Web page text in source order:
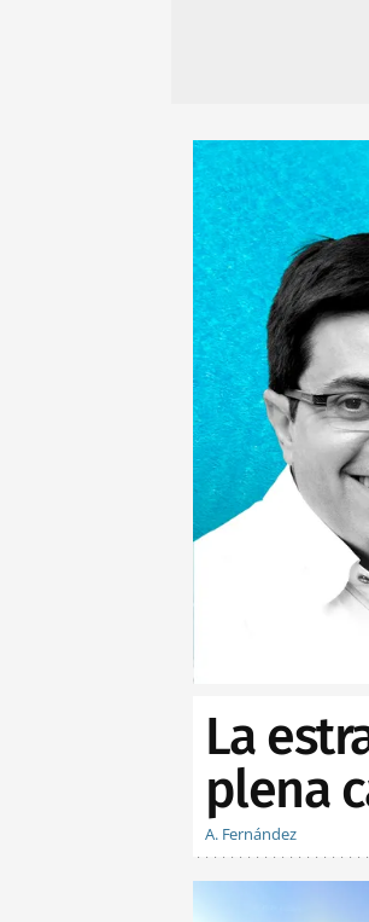
La
plena
A. Fernández